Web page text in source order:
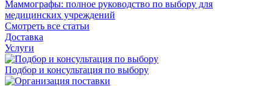
Маммографы: полное руководство по выбору для
медицинских учреждений
Смотреть все статьи
Доставка
Услуги
Подбор и консультация по выбору